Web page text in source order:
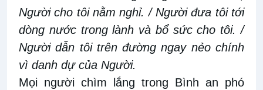
Người cho tôi nằm nghỉ. / Người đưa tôi tới
dòng nước trong lành và bổ sức cho tôi. /
Người dẫn tôi trên đường ngay nẻo chính
vì danh dự của Người.
Mọi người chìm lắng trong Bình an phó